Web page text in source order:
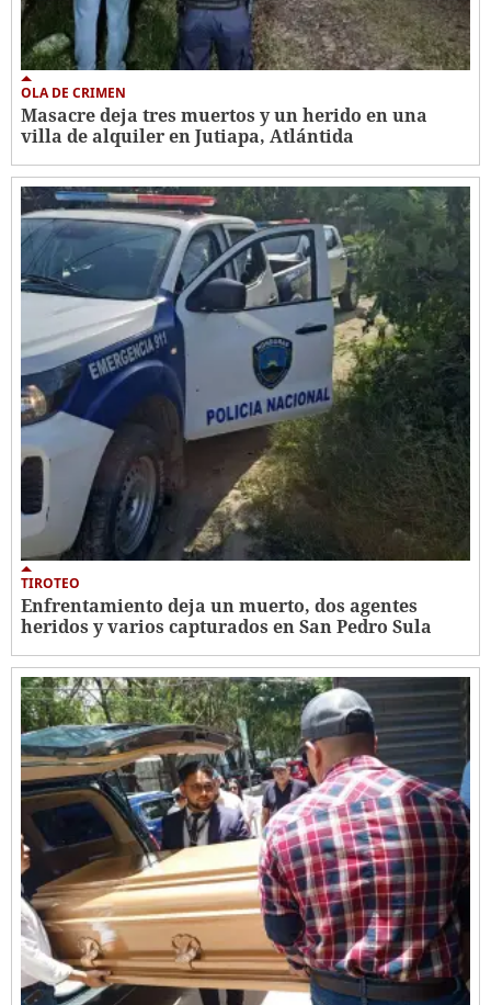
OLA DE CRIMEN
Masacre deja tres muertos y un herido en una
villa de alquiler en Jutiapa, Atlántida
TIROTEO
Enfrentamiento deja un muerto, dos agentes
heridos y varios capturados en San Pedro Sula